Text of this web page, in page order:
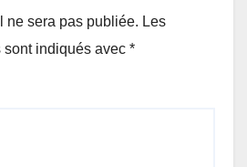
ne sera pas publiée. Les
indiqués avec *